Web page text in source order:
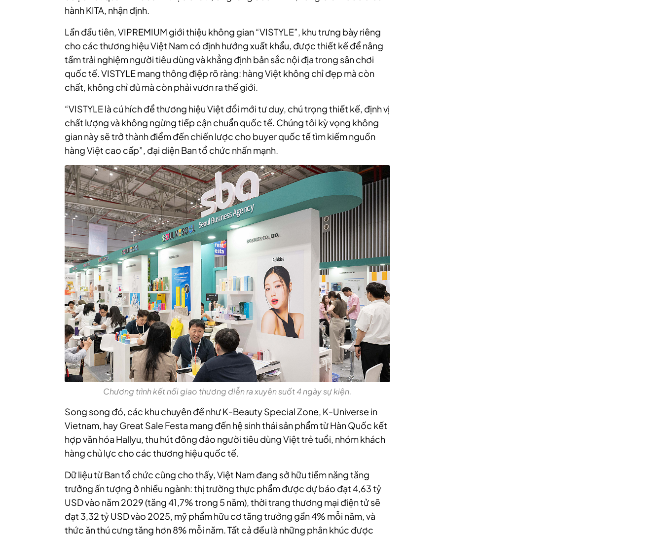
hành KITA, nhận định.
Lần đầu tiên, VIPREMIUM giới thiệu không gian “VISTYLE”, khu trưng bày riêng
cho các thương hiệu Việt Nam có định hướng xuất khẩu, được thiết kế để nâng
tầm trải nghiệm người tiêu dùng và khẳng định bản sắc nội địa trong sân chơi
quốc tế. VISTYLE mang thông điệp rõ ràng: hàng Việt không chỉ đẹp mà còn
chất, không chỉ đủ mà còn phải vươn ra thế giới.
“VISTYLE là cú hích để thương hiệu Việt đổi mới tư duy, chú trọng thiết kế, định vị
chất lượng và không ngừng tiếp cận chuẩn quốc tế. Chúng tôi kỳ vọng không
gian này sẽ trở thành điểm đến chiến lược cho buyer quốc tế tìm kiếm nguồn
hàng Việt cao cấp”, đại diện Ban tổ chức nhấn mạnh.
Chương trình kết nối giao thương diễn ra xuyên suốt 4 ngày sự kiện.
Song song đó, các khu chuyên đề như K-Beauty Special Zone, K-Universe in
Vietnam, hay Great Sale Festa mang đến hệ sinh thái sản phẩm từ Hàn Quốc kết
hợp văn hóa Hallyu, thu hút đông đảo người tiêu dùng Việt trẻ tuổi, nhóm khách
hàng chủ lực cho các thương hiệu quốc tế.
Dữ liệu từ Ban tổ chức cũng cho thấy, Việt Nam đang sở hữu tiềm năng tăng
trưởng ấn tượng ở nhiều ngành: thị trường thực phẩm được dự báo đạt 4,63 tỷ
USD vào năm 2029 (tăng 41,7% trong 5 năm), thời trang thương mại điện tử sẽ
đạt 3,32 tỷ USD vào 2025, mỹ phẩm hữu cơ tăng trưởng gần 4% mỗi năm, và
thức ăn thú cưng tăng hơn 8% mỗi năm. Tất cả đều là những phân khúc được